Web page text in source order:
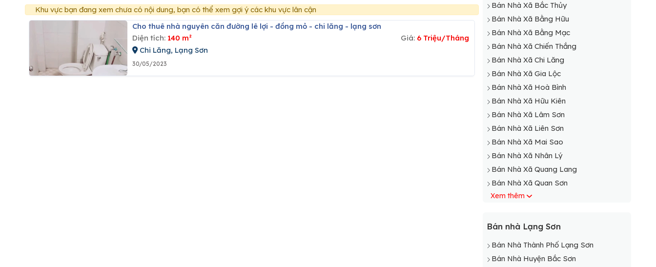
Khu vực bạn đang xem chưa có nội dung, bạn có thể xem gợi ý các khu vực lân cận
Cho thuê nhà nguyên căn đường lê lợi - đồng mỏ - chi lăng - lạng sơn
Diện tích: 140 m² Giá: 6 Triệu/Tháng
Chi Lăng, Lạng Sơn
30/05/2023
Bán Nhà Xã Bắc Thủy
Bán Nhà Xã Bằng Hữu
Bán Nhà Xã Bằng Mạc
Bán Nhà Xã Chiến Thắng
Bán Nhà Xã Chi Lăng
Bán Nhà Xã Gia Lộc
Bán Nhà Xã Hoà Bình
Bán Nhà Xã Hữu Kiên
Bán Nhà Xã Lâm Sơn
Bán Nhà Xã Liên Sơn
Bán Nhà Xã Mai Sao
Bán Nhà Xã Nhân Lý
Bán Nhà Xã Quang Lang
Bán Nhà Xã Quan Sơn
Bán Nhà Xã Thượng Cường
Bán Nhà Xã Vạn Linh
Xem thêm
Bán nhà Lạng Sơn
Bán Nhà Thành Phố Lạng Sơn
Bán Nhà Huyện Bắc Sơn